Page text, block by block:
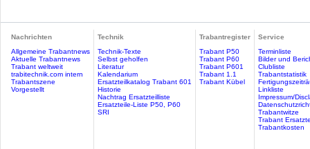
Nachrichten
Allgemeine Trabantnews
Aktuelle Trabantnews
Trabant weltweit
trabitechnik.com intern
Trabantszene
Vorgestellt
Technik
Technik-Texte
Selbst geholfen
Literatur
Kalendarium
Ersatzteilkatalog Trabant 601
Historie
Nachtrag Ersatzteilliste
Ersatzteile-Liste P50, P60
SRI
Trabantregister
Trabant P50
Trabant P60
Trabant P601
Trabant 1.1
Trabant Kübel
Service
Terminliste
Bilder und
Clubliste
Trabantstatistik
Linkliste
Impressum/
Trabantwitze
Trabant
Trabantkosten